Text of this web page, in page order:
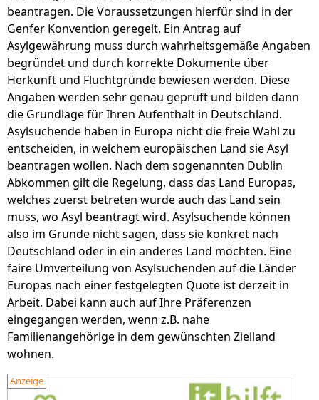
beantragen. Die Voraussetzungen hierfür sind in der
Genfer Konvention geregelt. Ein Antrag auf
Asylgewährung muss durch wahrheitsgemäße Angaben
begründet und durch korrekte Dokumente über
Herkunft und Fluchtgründe bewiesen werden. Diese
Angaben werden sehr genau geprüft und bilden dann
die Grundlage für Ihren Aufenthalt in Deutschland.
Asylsuchende haben in Europa nicht die freie Wahl zu
entscheiden, in welchem europäischen Land sie Asyl
beantragen wollen. Nach dem sogenannten Dublin
Abkommen gilt die Regelung, dass das Land Europas,
welches zuerst betreten wurde auch das Land sein
muss, wo Asyl beantragt wird. Asylsuchende können
also im Grunde nicht sagen, dass sie konkret nach
Deutschland oder in ein anderes Land möchten. Eine
faire Umverteilung von Asylsuchenden auf die Länder
Europas nach einer festgelegten Quote ist derzeit in
Arbeit. Dabei kann auch auf Ihre Präferenzen
eingegangen werden, wenn z.B. nahe
Familienangehörige in dem gewünschten Zielland
wohnen.
Anzeige